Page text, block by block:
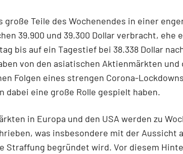
Teile des Wochenendes in einer
39.900 und 39.300 Dollar verbracht, ehe
bis auf ein Tagestief bei 38.338 Dollar
von den asiatischen Aktienmärkten und
Folgen eines strengen Corona-
dabei eine große Rolle gespielt haben.
in Europa und den USA werden zu
was insbesondere mit der Aussicht
Straffung begründet wird. Vor diesem